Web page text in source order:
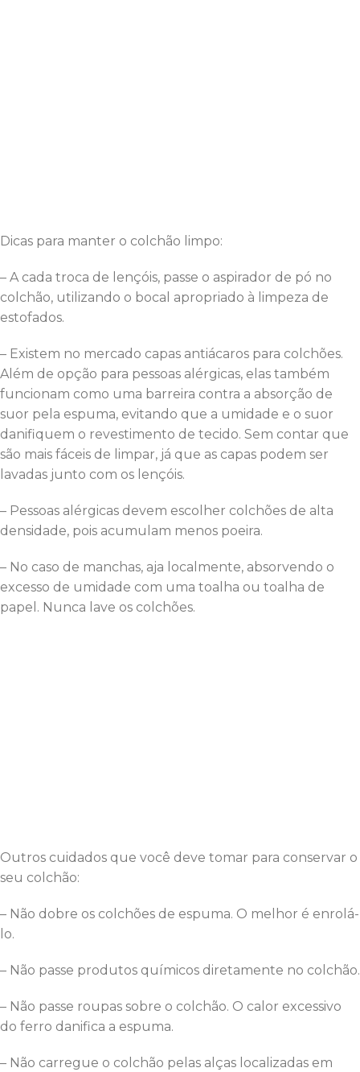
Dicas para manter o colchão limpo:
– A cada troca de lençóis, passe o aspirador de pó no
colchão, utilizando o bocal apropriado à limpeza de
estofados.
– Existem no mercado capas antiácaros para colchões.
Além de opção para pessoas alérgicas, elas também
funcionam como uma barreira contra a absorção de
suor pela espuma, evitando que a umidade e o suor
danifiquem o revestimento de tecido. Sem contar que
são mais fáceis de limpar, já que as capas podem ser
lavadas junto com os lençóis.
– Pessoas alérgicas devem escolher colchões de alta
densidade, pois acumulam menos poeira.
– No caso de manchas, aja localmente, absorvendo o
excesso de umidade com uma toalha ou toalha de
papel. Nunca lave os colchões.
Outros cuidados que você deve tomar para conservar o
seu colchão:
– Não dobre os colchões de espuma. O melhor é enrolá-
lo.
– Não passe produtos químicos diretamente no colchão.
– Não passe roupas sobre o colchão. O calor excessivo
do ferro danifica a espuma.
– Não carregue o colchão pelas alças localizadas em